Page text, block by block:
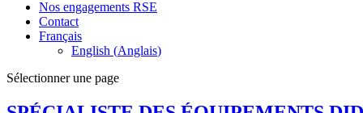
Nos engagements RSE
Contact
Français
English (Anglais)
Sélectionner une page